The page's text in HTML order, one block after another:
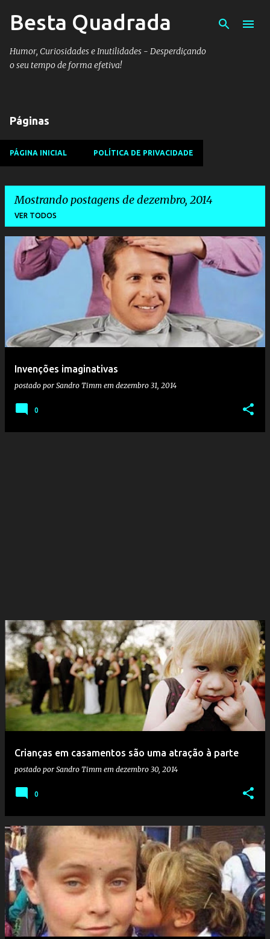
Pular para o conteúdo principal
Besta Quadrada
Humor, Curiosidades e Inutilidades - Desperdiçando
o seu tempo de forma efetiva!
Páginas
PÁGINA INICIAL POLÍTICA DE PRIVACIDADE
Mostrando postagens de dezembro, 2014
VER TODOS
g
Invenções imaginativas
postado por Sandro Timm em dezembro 31, 2014
0
Crianças em casamentos são uma atração à parte
postado por Sandro Timm em dezembro 30, 2014
0